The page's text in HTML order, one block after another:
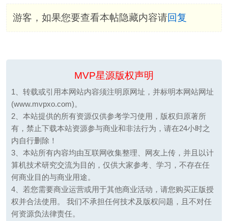
游客，如果您要查看本帖隐藏内容请回复
MVP星源版权声明
1、转载或引用本网站内容须注明原网址，并标明本网站网址
(www.mvpxo.com)。
2、本站提供的所有资源仅供参考学习使用，版权归原著所
有，禁止下载本站资源参与商业和非法行为，请在24小时之
内自行删除！
3、本站所有内容均由互联网收集整理、网友上传，并且以计
算机技术研究交流为目的，仅供大家参考、学习，不存在任
何商业目的与商业用途。
4、若您需要商业运营或用于其他商业活动，请您购买正版授
权并合法使用。 我们不承担任何技术及版权问题，且不对任
何资源负法律责任。